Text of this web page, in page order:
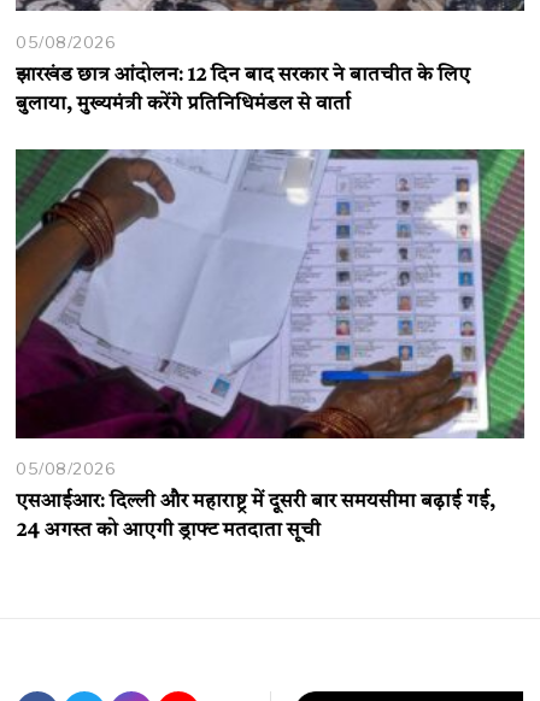
05/08/2026
झारखंड छात्र आंदोलन: 12 दिन बाद सरकार ने बातचीत के लिए
बुलाया, मुख्यमंत्री करेंगे प्रतिनिधिमंडल से वार्ता
05/08/2026
एसआईआर: दिल्ली और महाराष्ट्र में दूसरी बार समयसीमा बढ़ाई गई,
24 अगस्त को आएगी ड्राफ्ट मतदाता सूची